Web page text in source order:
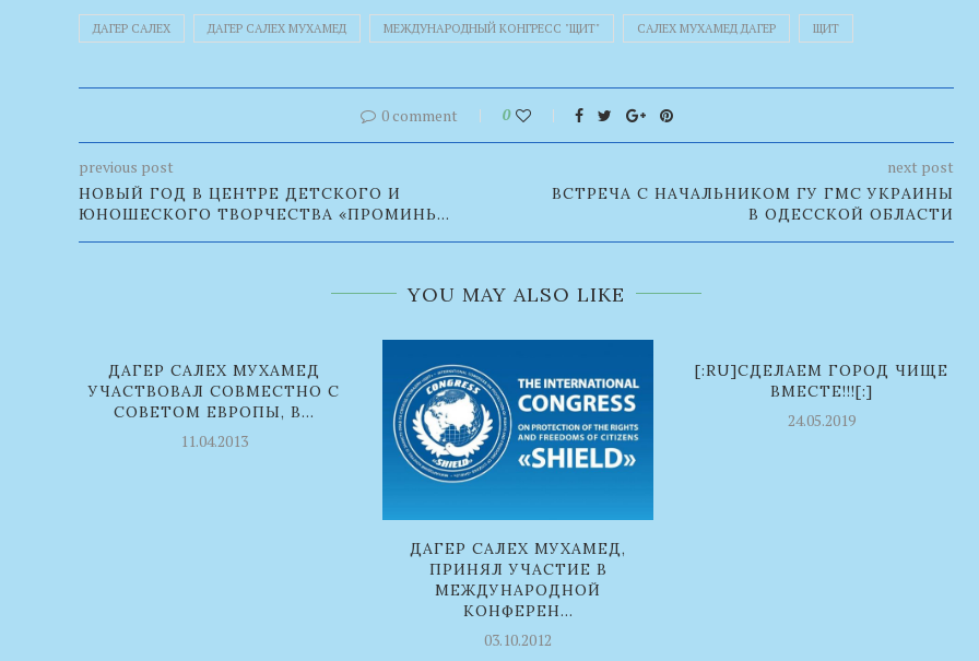
buy
steroids
ДАГЕР САЛЕХ ДАГЕР САЛЕХ МУХАМЕД МЕЖДУНАРОДНЫЙ КОНГРЕСС "ЩИТ" САЛЕХ МУХАМЕД ДАГЕР ЩИТ
0 comment 0
previous post
НОВЫЙ ГОД В ЦЕНТРЕ ДЕТСКОГО И
ЮНОШЕСКОГО ТВОРЧЕСТВА «ПРОМИНЬ...
next post
ВСТРЕЧА С НАЧАЛЬНИКОМ ГУ ГМС УКРАИНЫ
В ОДЕССКОЙ ОБЛАСТИ
YOU MAY ALSO LIKE
ДАГЕР САЛЕХ МУХАМЕД
УЧАСТВОВАЛ СОВМЕСТНО С
СОВЕТОМ ЕВРОПЫ, В...
11.04.2013
ДАГЕР САЛЕХ МУХАМЕД,
ПРИНЯЛ УЧАСТИЕ В
МЕЖДУНАРОДНОЙ
КОНФЕРЕН...
03.10.2012
[:RU]СДЕЛАЕМ ГОРОД ЧИЩЕ
ВМЕСТЕ!!![:]
24.05.2019